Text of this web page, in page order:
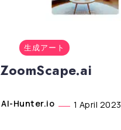
生成アート
ZoomScape.ai
AI-Hunter.io 1 April 2023